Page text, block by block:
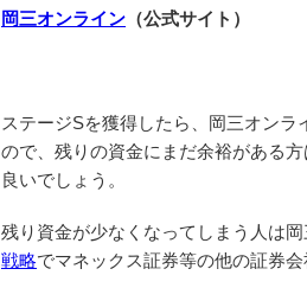
岡三オンライン （公式サイト）
ステージSを獲得したら、岡三オン
ので、残りの資金にまだ余裕がある
良いでしょう。
残り資金が少なくなってしまう人は岡
戦略でマネックス証券等の他の証券